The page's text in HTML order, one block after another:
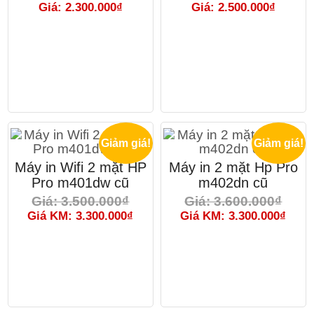
Giá: 2.300.000₫ Giá: 2.500.000₫
Giảm giá!
Máy in Wifi 2 mặt HP
Pro m401dw cũ
Giá: 3.500.000₫
Giá KM: 3.300.000₫
Giảm giá!
Máy in 2 mặt Hp Pro
m402dn cũ
Giá: 3.600.000₫
Giá KM: 3.300.000₫